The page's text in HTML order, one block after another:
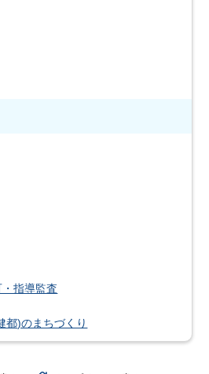
指導監査
都)のまちづくり